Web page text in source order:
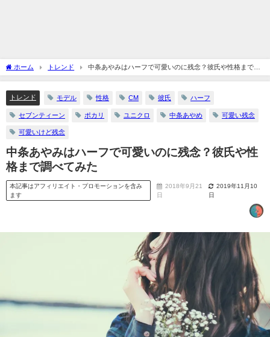
ホーム トレンド
中条あやみはハーフで可愛いのに残念？彼氏や性格まで調
べてみた
トレンド モデル 性格 CM 彼氏 ハーフ
セブンティーン ポカリ ユニクロ 中条あやめ 可愛い残念
可愛いけど残念
中条あやみはハーフで可愛いのに残念？彼氏や性
格まで調べてみた
本記事はアフィリエイト・プロモーションを含み
ます
2018年9月21
日
2019年11月10
日